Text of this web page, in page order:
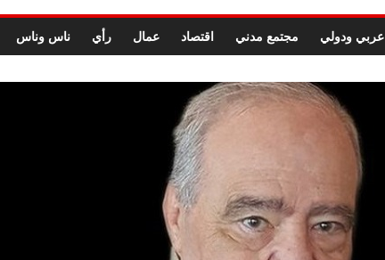
صور .. اعتماد الرسومات النهائية للقرار
الوزاري لمدينة الصحفيين.. وانتهاء أعمال
إنشاء المبنى الإداري
متابعة قضية الدكتور محمد زهران.. ويؤكد:
قرينة البراءة وضمانات المحاكمة العادلة
حق أصيل
عربي ودولي مجتمع مدني اقتصاد عمال رأي ناس وناس